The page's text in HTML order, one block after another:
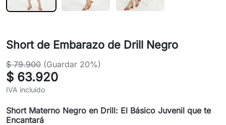
Short de Embarazo de Drill Negro
$ 79.900 (Guardar 20%)
$ 63.920
IVA incluído
Short Materno Negro en Drill: El Básico Juvenil que te
Encantará